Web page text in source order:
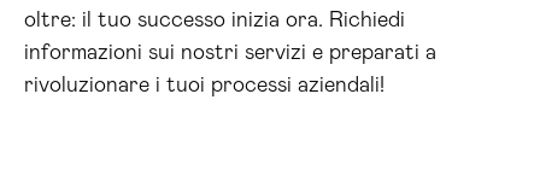
oltre: il tuo successo inizia ora. Richiedi
informazioni sui nostri servizi e preparati a
rivoluzionare i tuoi processi aziendali!